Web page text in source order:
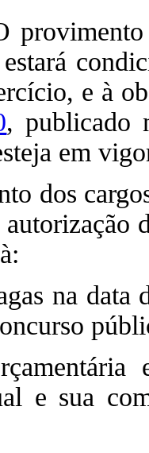
e à
, publicado
em
dos
na data
e sua